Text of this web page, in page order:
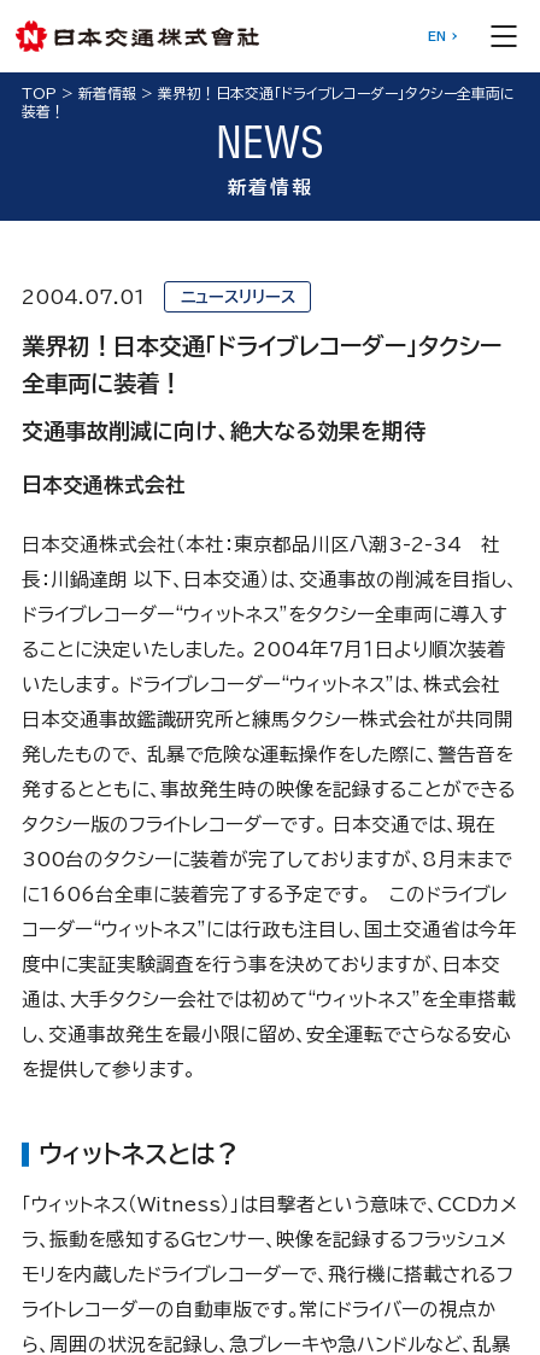
EN
TOP > 新着情報> 業界初！日本交通「ドライブレコーダー」タクシー全車両に
装着！
NEWS
新着情報
2004.07.01 ニュースリリース
業界初！日本交通「ドライブレコーダー」タクシー
全車両に装着！
交通事故削減に向け、絶大なる効果を期待
日本交通株式会社
日本交通株式会社（本社：東京都品川区八潮3-2-34 社
長：川鍋達朗 以下、日本交通）は、交通事故の削減を目指し、
ドライブレコーダー“ウィットネス”をタクシー全車両に導入す
ることに決定いたしました。 2004年７月１日より順次装着
いたします。 ドライブレコーダー“ウィットネス”は、株式会社
日本交通事故鑑識研究所と練馬タクシー株式会社が共同開
発したもので、 乱暴で危険な運転操作をした際に、警告音を
発するとともに、事故発生時の映像を記録することができる
タクシー版のフライトレコーダーです。 日本交通では、現在
300台のタクシーに装着が完了しておりますが、8月末まで
に1606台全車に装着完了する予定です。 このドライブレ
コーダー“ウィットネス”には行政も注目し、国土交通省は今年
度中に実証実験調査を行う事を決めておりますが、日本交
通は、大手タクシー会社では初めて“ウィットネス”を全車搭載
し、交通事故発生を最小限に留め、安全運転でさらなる安心
を提供して参ります。
ウィットネスとは？
「ウィットネス（Witness）」は目撃者という意味で、CCDカメ
ラ、振動を感知するGセンサー、映像を記録するフラッシュメ
モリを内蔵したドライブレコーダーで、飛行機に搭載されるフ
ライトレコーダーの自動車版です。常にドライバーの視点か
ら、周囲の状況を記録し、急ブレーキや急ハンドルなど、乱暴